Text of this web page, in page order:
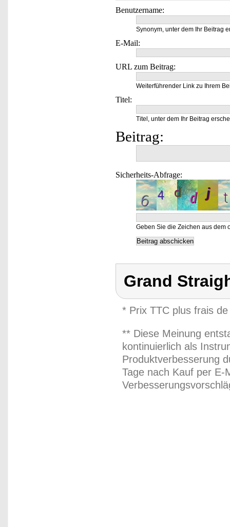
Benutzername:
Synonym, unter dem Ihr Beitrag
E-Mail:
URL zum Beitrag:
Weiterführender Link zu Ihrem
Titel:
Titel, unter dem Ihr Beitrag
Beitrag:
Sicherheits-Abfrage:
Geben Sie die Zeichen aus dem
Grand
* Prix TTC plus frais
** Diese Meinung
kontinuierlich als
Produktverbesserung
Tage nach Kauf per E-